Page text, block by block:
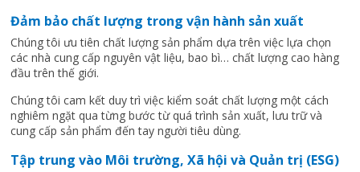
Đảm bảo chất lượng trong vận hành sản xuất
Chúng tôi ưu tiên chất lượng sản phẩm dựa trên việc lựa chọn
các nhà cung cấp nguyên vật liệu, bao bì… chất lượng cao hàng
đầu trên thế giới.
Chúng tôi cam kết duy trì việc kiểm soát chất lượng một cách
nghiêm ngặt qua từng bước từ quá trình sản xuất, lưu trữ và
cung cấp sản phẩm đến tay người tiêu dùng.
Tập trung vào Môi trường, Xã hội và Quản trị (ESG)